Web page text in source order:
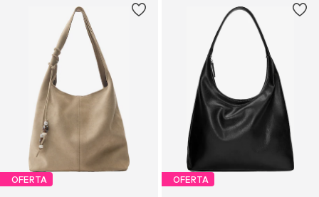
OFERTA OFERTA